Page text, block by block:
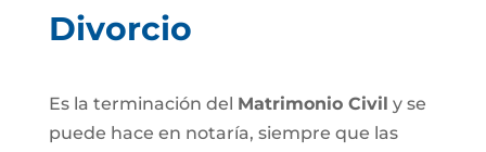
Divorcio
Es la terminación del Matrimonio Civil y se
puede hace en notaría, siempre que las